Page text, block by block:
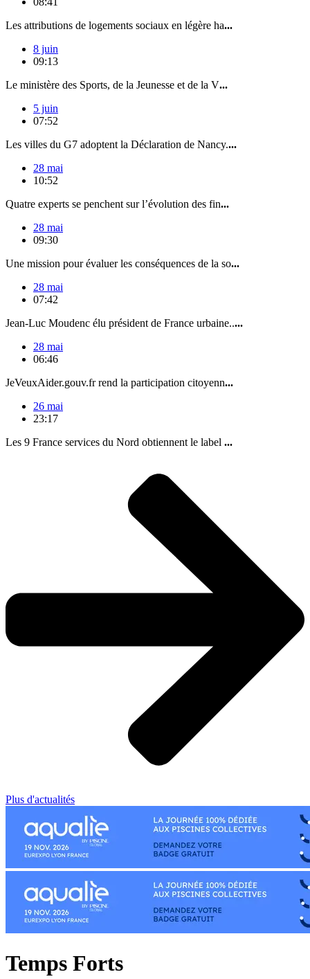
Les attributions de logements sociaux en légère ha...
8 juin
09:13
Le ministère des Sports, de la Jeunesse et de la V...
5 juin
07:52
Les villes du G7 adoptent la Déclaration de Nancy....
28 mai
10:52
Quatre experts se penchent sur l’évolution des fin...
28 mai
09:30
Une mission pour évaluer les conséquences de la so...
28 mai
07:42
Jean-Luc Moudenc élu président de France urbaine.....
28 mai
06:46
JeVeuxAider.gouv.fr rend la participation citoyenn...
26 mai
23:17
Les 9 France services du Nord obtiennent le label ...
Plus d'actualités
Temps Forts